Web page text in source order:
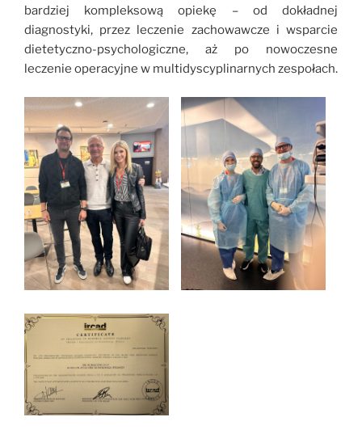
bardziej kompleksową opiekę – od dokładnej
diagnostyki, przez leczenie zachowawcze i wsparcie
dietetyczno-psychologiczne, aż po nowoczesne
leczenie operacyjne w multidyscyplinarnych zespołach.